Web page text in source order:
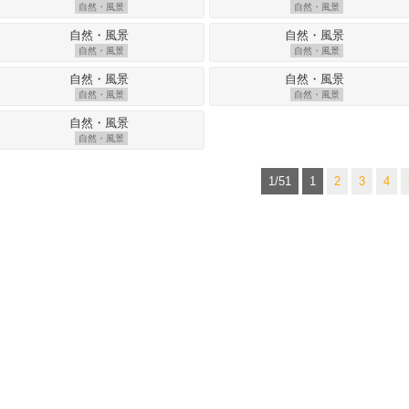
自然・風景
自然・風景
自然・風景
自然・風景
自然・風景
自然・風景
自然・風景
1/51 1 2 3 4